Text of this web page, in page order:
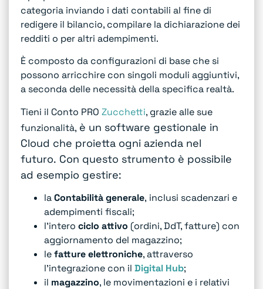
categoria inviando i dati contabili al fine di
redigere il bilancio, compilare la dichiarazione dei
redditi o per altri adempimenti.
È composto da configurazioni di base che si
possono arricchire con singoli moduli aggiuntivi,
a seconda delle necessità della specifica realtà.
Tieni il Conto PRO Zucchetti, grazie alle sue
funzionalità, è un software gestionale in
Cloud che proietta ogni azienda nel
futuro. Con questo strumento è possibile
ad esempio gestire:
laContabilità generale, inclusi scadenzari e
adempimenti fiscali;
l’intero ciclo attivo (ordini, DdT, fatture) con
aggiornamento del magazzino;
lefatture elettroniche, attraverso
l’integrazione con il Digital Hub;
il magazzino, le movimentazioni e i relativi